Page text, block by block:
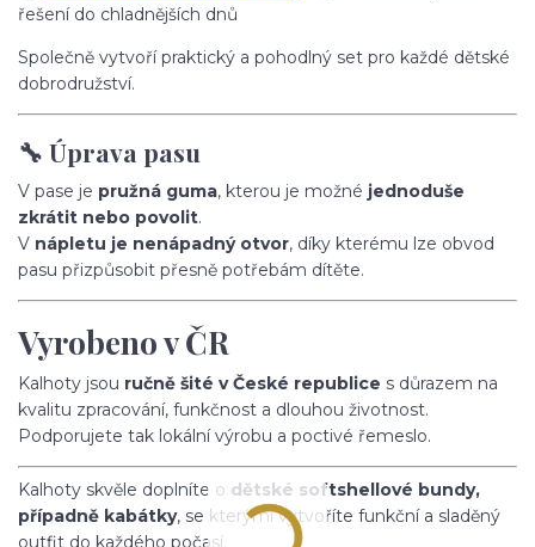
řešení do chladnějších dnů
Společně vytvoří praktický a pohodlný set pro každé dětské
dobrodružství.
🔧 Úprava pasu
V pase je pružná guma, kterou je možné jednoduše
zkrátit nebo povolit.
V nápletu je nenápadný otvor, díky kterému lze obvod
pasu přizpůsobit přesně potřebám dítěte.
Vyrobeno v ČR
Kalhoty jsou ručně šité v České republice s důrazem na
kvalitu zpracování, funkčnost a dlouhou životnost.
Podporujete tak lokální výrobu a poctivé řemeslo.
Kalhoty skvěle doplníte o dětské softshellové bundy,
případně kabátky, se kterými vytvoříte funkční a sladěný
outfit do každého počasí.